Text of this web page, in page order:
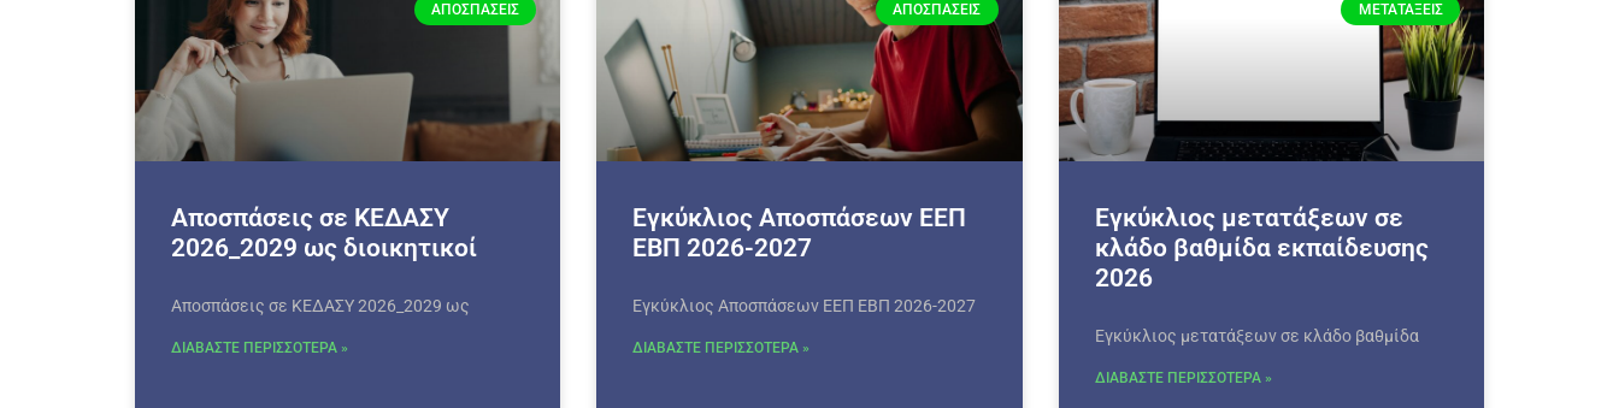
ΑΠΟΣΠΆΣΕΙΣ
Αποσπάσεις σε ΚΕΔΑΣΥ
2026_2029 ως διοικητικοί
Αποσπάσεις σε ΚΕΔΑΣΥ 2026_2029 ως
ΔΙΑΒΑΣΤΕ ΠΕΡΙΣΣΟΤΕΡΑ »
ΑΠΟΣΠΆΣΕΙΣ
Εγκύκλιος Αποσπάσεων ΕΕΠ
ΕΒΠ 2026-2027
Εγκύκλιος Αποσπάσεων ΕΕΠ ΕΒΠ 2026-2027
ΔΙΑΒΑΣΤΕ ΠΕΡΙΣΣΟΤΕΡΑ »
ΜΕΤΑΤΆΞΕΙΣ
Εγκύκλιος μετατάξεων σε
κλάδο βαθμίδα εκπαίδευσης
2026
Εγκύκλιος μετατάξεων σε κλάδο βαθμίδα
ΔΙΑΒΑΣΤΕ ΠΕΡΙΣΣΟΤΕΡΑ »